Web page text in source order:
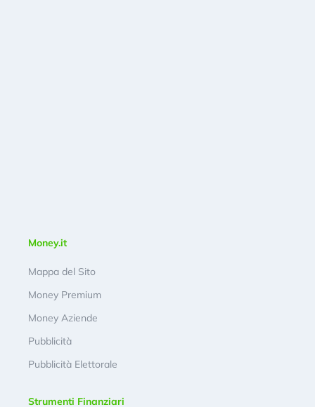
Money.it
Mappa del Sito
Money Premium
Money Aziende
Pubblicità
Pubblicità Elettorale
Strumenti Finanziari